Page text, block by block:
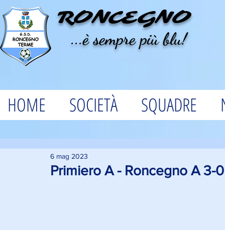
RONCEGNO
...è sempre più blu!
HOME SOCIETÀ SQUADRE
Primiero A - Roncegno A 3-
6 mag 2023